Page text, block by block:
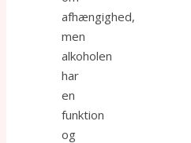
afhængighed,
men
alkoholen
har
en
funktion
og